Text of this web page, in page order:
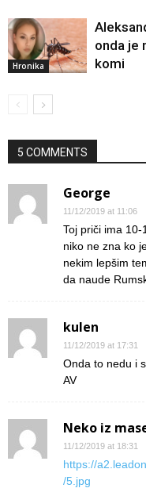
Hronika
onda je
komi
5 COMMENTS
George
11/12/2019 at 11:06
Toj priči ima
niko ne zna ko
nekim lepšim
da naude
kulen
11/12/2019 at 17:31
Onda to nedu i
AV
Neko iz
11/12/2019 at 18:31
https://
/5.jpg